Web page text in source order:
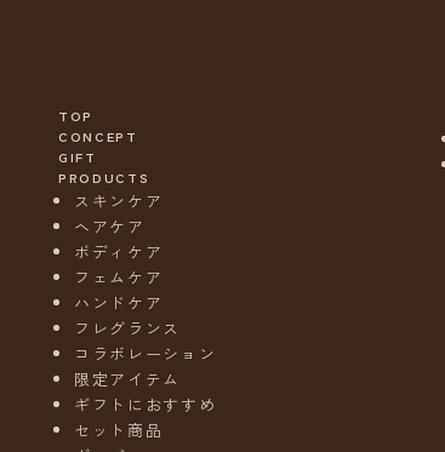
TOP
CONCEPT
GIFT
PRODUCTS
スキンケア
ヘアケア
ボディケア
フェムケア
ハンドケア
フレグランス
コラボレーション
限定アイテム
ギフトにおすすめ
セット商品